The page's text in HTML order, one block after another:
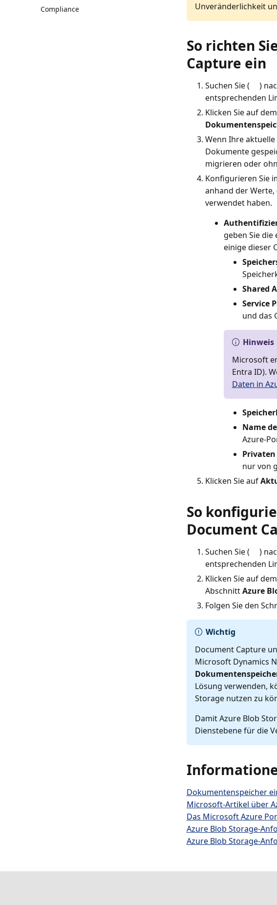
Compliance
Unveränderlichkeit
So richten
Capture ein
Suchen Sie ( )
entsprechenden
Klicken Sie auf
Wenn Ihre
Dokumente
migrieren oder
Konfigurieren Sie
anhand der
verwendet haben.
geben Sie
einige dieser
Shared
Service
und das
Hinweis
Microsoft
Entra ID).
Daten in
Name
Azure-
nur von
Klicken Sie auf
So
Document
Suchen Sie ( )
entsprechenden
Klicken Sie auf
AbschnittAzure
Folgen Sie den
Wichtig
Document Capture
Microsoft Dynamics
Lösung verwenden,
Storage nutzen zu
Damit Azure Blob
Dienstebene für die
Dokumentenspeicher
Microsoft-Artikel über
Das Microsoft Azure
Azure Blob Storage-
Azure Blob Storage-